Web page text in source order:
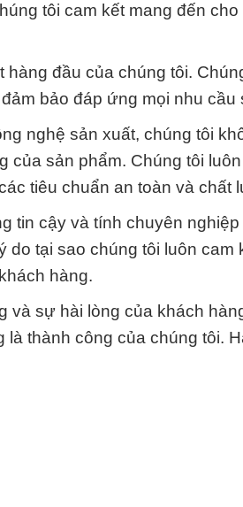
tôi cam kết mang đến
đầu của chúng tôi.
bảo đáp ứng mọi nhu
nghệ sản xuất, chúng tôi
sản phẩm. Chúng tôi
tiêu chuẩn an toàn và chất
tin cậy và tính chuyên
tại sao chúng tôi luôn cam
hàng.
sự hài lòng của khách
thành công của chúng tôi.